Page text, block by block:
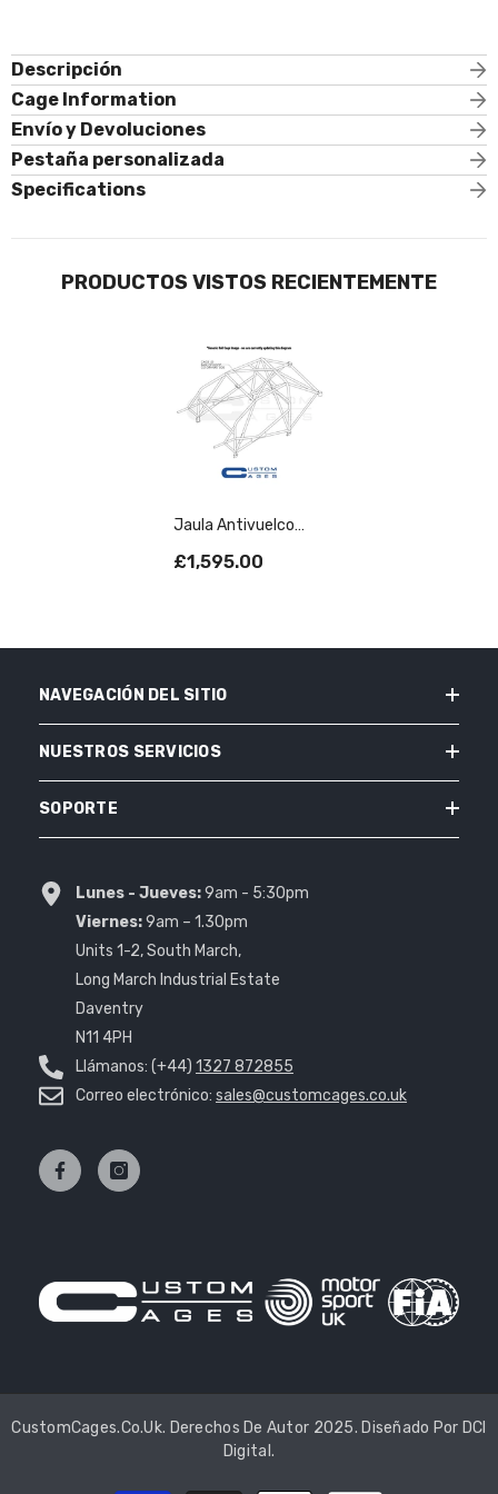
Descripción
Cage Information
Envío y Devoluciones
Pestaña personalizada
Specifications
PRODUCTOS VISTOS RECIENTEMENTE
Jaula Antivuelco
NISSAN 370Z.
£1,595.00
NAVEGACIÓN DEL SITIO
NUESTROS SERVICIOS
SOPORTE
Lunes - Jueves:9am - 5:30pm
Viernes:9am – 1.30pm
Units 1-2, South March,
Long March Industrial Estate
Daventry
N11 4PH
Llámanos: (+44) 1327 872855
Correo electrónico: sales@customcages.co.uk
CustomCages.co.uk. Derechos De Autor 2025. Diseñado Por DCI
Digital .